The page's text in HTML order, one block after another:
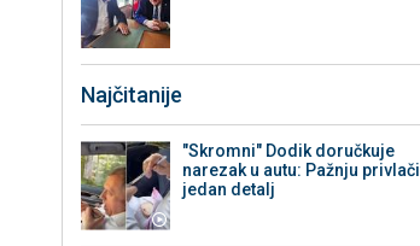
Najčitanije
"Skromni" Dodik doručkuje
narezak u autu: Pažnju privlači
jedan detalj